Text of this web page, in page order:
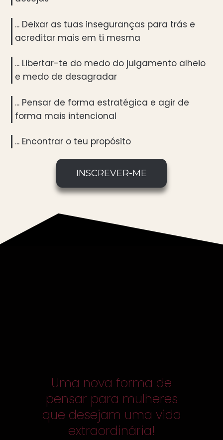
... Deixar as tuas inseguranças para trás e
acreditar mais em ti mesma
... Libertar-te do medo do julgamento alheio
e medo de desagradar
... Pensar de forma estratégica e agir de
forma mais intencional
... Encontrar o teu propósito
INSCREVER-ME
Uma nova forma de
pensar para mulheres
que desejam uma vida
extraordinária!